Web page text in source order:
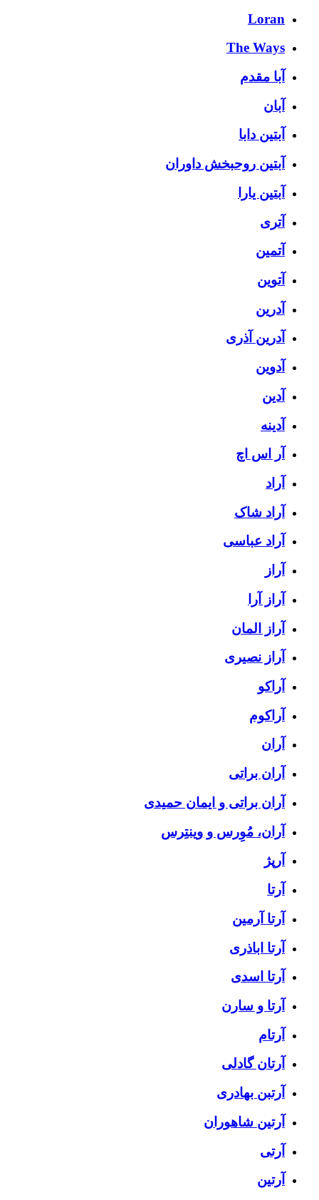
Loran
The Ways
آبا مقدم
آبان
آبتین دابا
آبتین روحبخش داوران
آبتین یارا
آتری
آتمین
آتوین
آدرین
آدرین آذری
آدوین
آدین
آدینه
آر اس اچ
آراد
آراد شاک
آراد عباسی
آراز
آراز آرا
آراز المان
آراز نصیری
آراکو
آراکوم
آران
آران براتی
آران براتی و ایمان حمیدی
آران، مُوِرس و وینتِرس
آرپژ
آرتا
آرتا آرمین
آرتا اباذری
آرتا اسدی
آرتا و سارن
آرتام
آرتان گادلی
آرتبن بهادری
آرتين شاهوران
آرتی
آرتین